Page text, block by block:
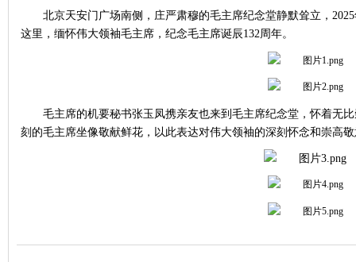
北京天安门广场南侧，庄严肃穆的毛主席纪念堂静默耸立，
这里，缅怀伟大领袖毛主席，纪念毛主席诞辰132周年。
毛主席的机要秘书张玉凤携亲友也来到毛主席纪念堂，怀着无
刻的毛主席坐像敬献鲜花，以此表达对伟大领袖的深刻怀念和崇高